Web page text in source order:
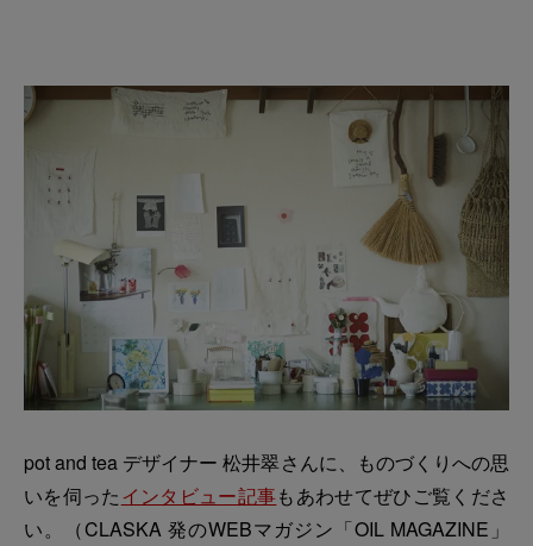
pot and tea デザイナー 松井翠さんに、ものづくりへの思
いを伺ったインタビュー記事もあわせてぜひご覧くださ
い。（CLASKA 発のWEBマガジン「OIL MAGAZINE」